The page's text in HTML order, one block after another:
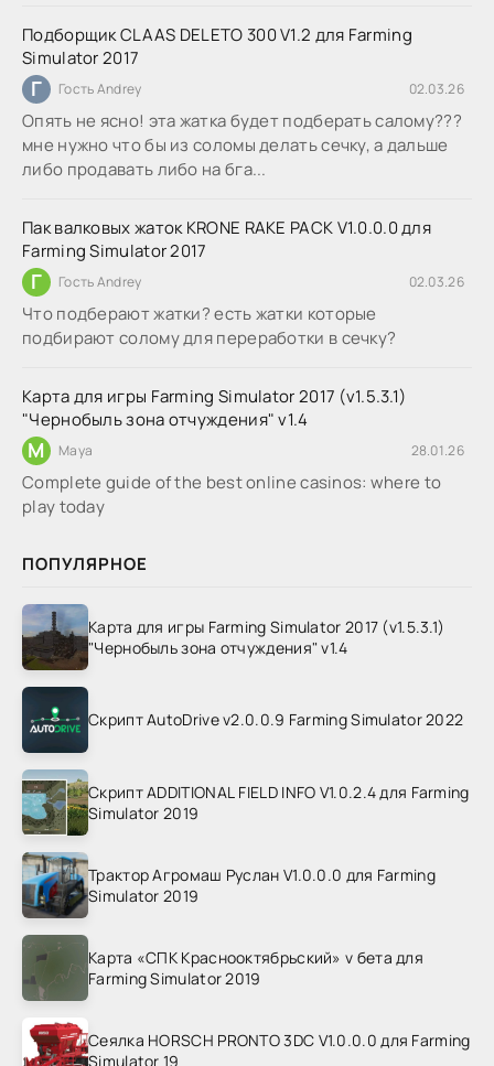
Подборщик CLAAS DELETO 300 V1.2 для Farming
Simulator 2017
Г Гость Andrey 02.03.26
Опять не ясно! эта жатка будет подберать салому???
мне нужно что бы из соломы делать сечку, а дальше
либо продавать либо на бга...
Пак валковых жаток KRONE RAKE PACK V1.0.0.0 для
Farming Simulator 2017
Г Гость Andrey 02.03.26
Что подберают жатки? есть жатки которые
подбирают солому для переработки в сечку?
Карта для игры Farming Simulator 2017 (v1.5.3.1)
"Чернобыль зона отчуждения" v1.4
M Maya 28.01.26
Complete guide of the best online casinos: where to
play today
ПОПУЛЯРНОЕ
Карта для игры Farming Simulator 2017 (v1.5.3.1)
"Чернобыль зона отчуждения" v1.4
Скрипт AutoDrive v2.0.0.9 Farming Simulator 2022
Скрипт ADDITIONAL FIELD INFO V1.0.2.4 для Farming
Simulator 2019
Трактор Агромаш Руслан V1.0.0.0 для Farming
Simulator 2019
Карта «СПК Краснооктябрьский» v бета для
Farming Simulator 2019
Сеялка HORSCH PRONTO 3DC V1.0.0.0 для Farming
Simulator 19